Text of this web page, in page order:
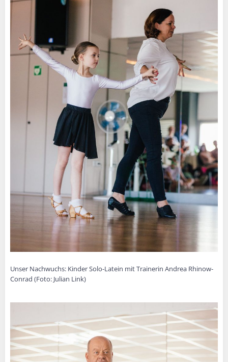
Unser Nachwuchs: Kinder Solo-Latein mit Trainerin Andrea Rhinow-
Conrad (Foto: Julian Link)